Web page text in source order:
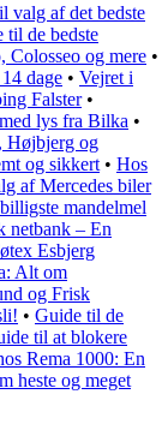
valg af det bedste
til de bedste
Colosseo og mere •
dage • Vejret i
Falster•
lys fra Bilka •
Højbjerg og
og sikkert • Hos
af Mercedes biler
mandelmel
netbank – En
Esbjerg
Alt om
og Frisk
• Guide til de
til at blokere
Rema 1000: En
heste og meget